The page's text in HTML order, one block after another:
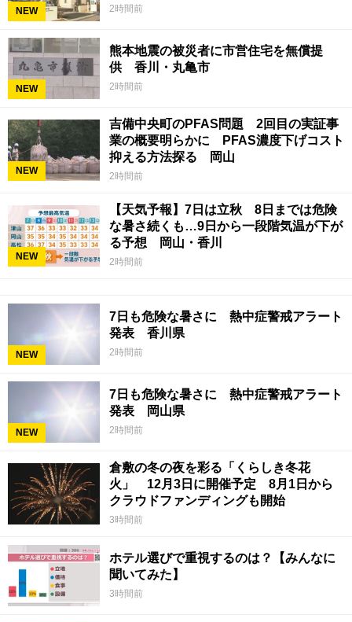
NEW 2時間前
NEW
熊本地震の被災者に市営住宅を無償提
供 香川・丸亀市
2時間前
NEW
吉備中央町のPFAS問題 2回目の実証事
業の概要明らかに PFAS濃度下げコスト
抑える方法探る 岡山
2時間前
NEW
【天気予報】7日は立秋 8日までは危険
な暑さ続くも…9日から一段階気温が下が
る予想 岡山・香川
2時間前
NEW
7日も危険な暑さに 熱中症警戒アラート
発表 香川県
2時間前
NEW
7日も危険な暑さに 熱中症警戒アラート
発表 岡山県
2時間前
倉敷の冬の夜を彩る「くらしき冬花
火」 12月3日に開催予定 8月1日から
クラウドファンディングも開始
3時間前
ホテル選びで重視するのは？【みんなに
聞いてみた】
3時間前